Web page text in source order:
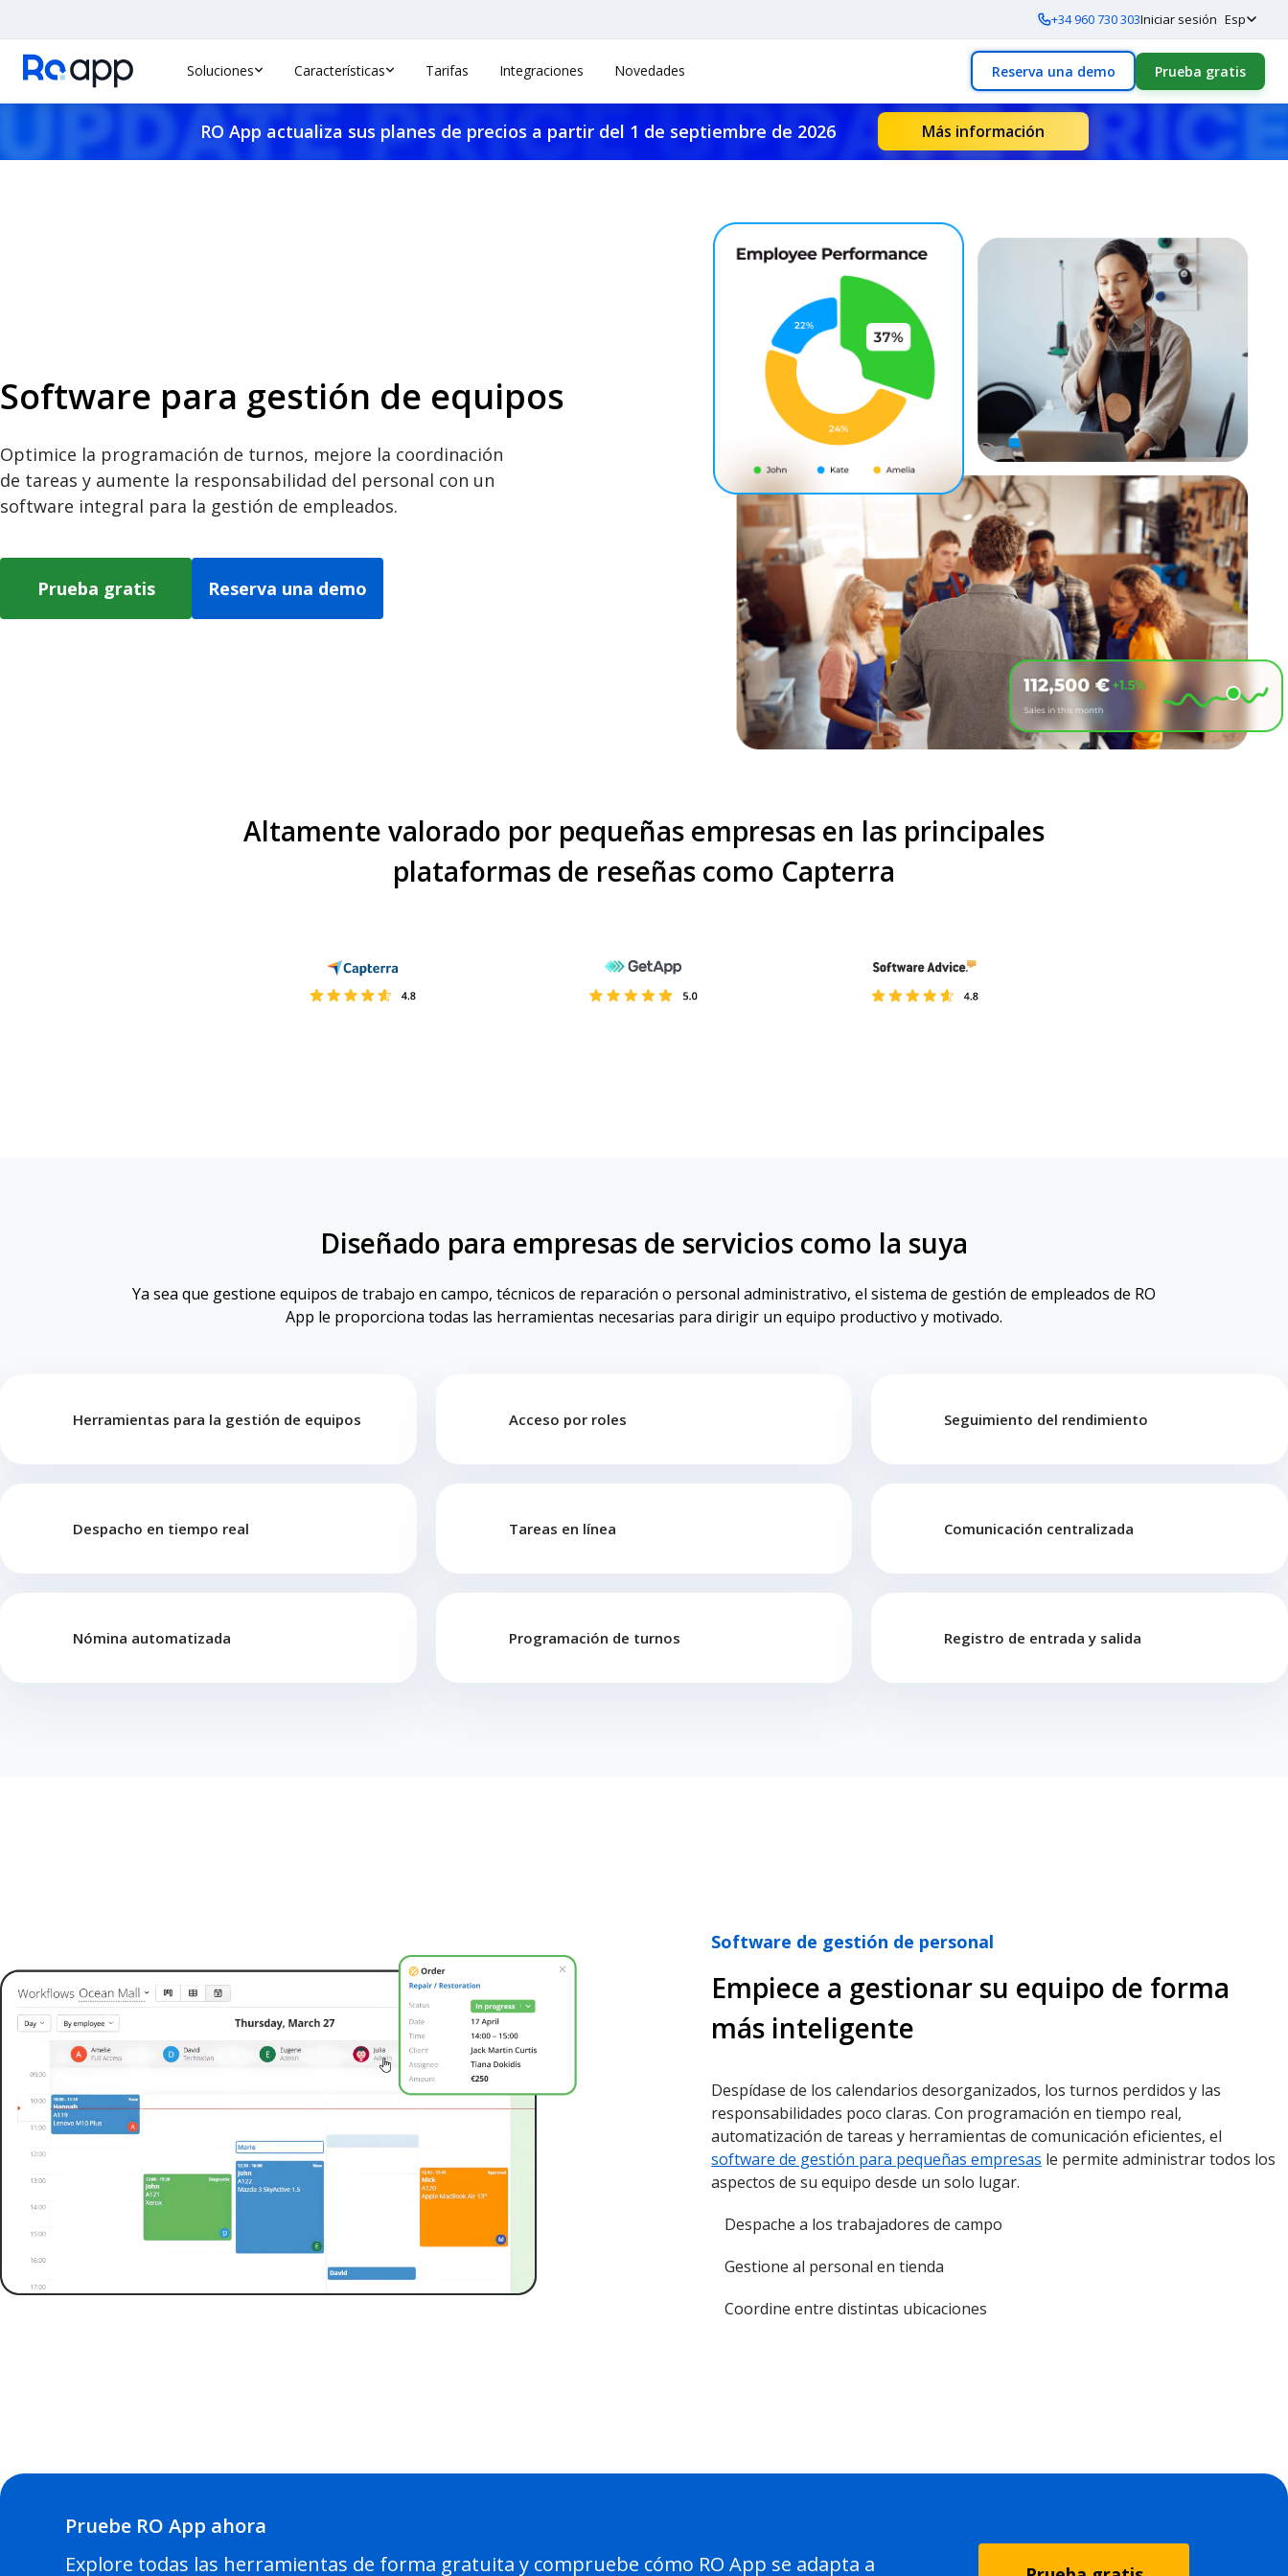
+34 960 730 303Iniciar sesión Esp
Soluciones Características Tarifas Integraciones Novedades Reserva una demo Prueba gratis
RO App actualiza sus planes de precios a partir del 1 de septiembre de 2026 Más información
Software para gestión de equipos
Optimice la programación de turnos, mejore la coordinación
de tareas y aumente la responsabilidad del personal con un
software integral para la gestión de empleados.
Prueba gratis Reserva una demo
Altamente valorado por pequeñas empresas en las principales
plataformas de reseñas como Capterra
Diseñado para empresas de servicios como la suya
Ya sea que gestione equipos de trabajo en campo, técnicos de reparación o personal administrativo, el sistema de gestión de empleados de RO
App le proporciona todas las herramientas necesarias para dirigir un equipo productivo y motivado.
Herramientas para la gestión de equipos Acceso por roles Seguimiento del rendimiento
Despacho en tiempo real Tareas en línea Comunicación centralizada
Nómina automatizada Programación de turnos Registro de entrada y salida
Software de gestión de personal
Empiece a gestionar su equipo de forma
más inteligente
Despídase de los calendarios desorganizados, los turnos perdidos y las
responsabilidades poco claras. Con programación en tiempo real,
automatización de tareas y herramientas de comunicación eficientes, el
software de gestión para pequeñas empresas le permite administrar todos los
aspectos de su equipo desde un solo lugar.
Despache a los trabajadores de campo
Gestione al personal en tienda
Coordine entre distintas ubicaciones
Pruebe RO App ahora
Explore todas las herramientas de forma gratuita y compruebe cómo RO App se adapta a